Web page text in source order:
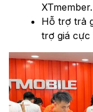
XTmember.
Hỗ trợ trả
trợ giá cực